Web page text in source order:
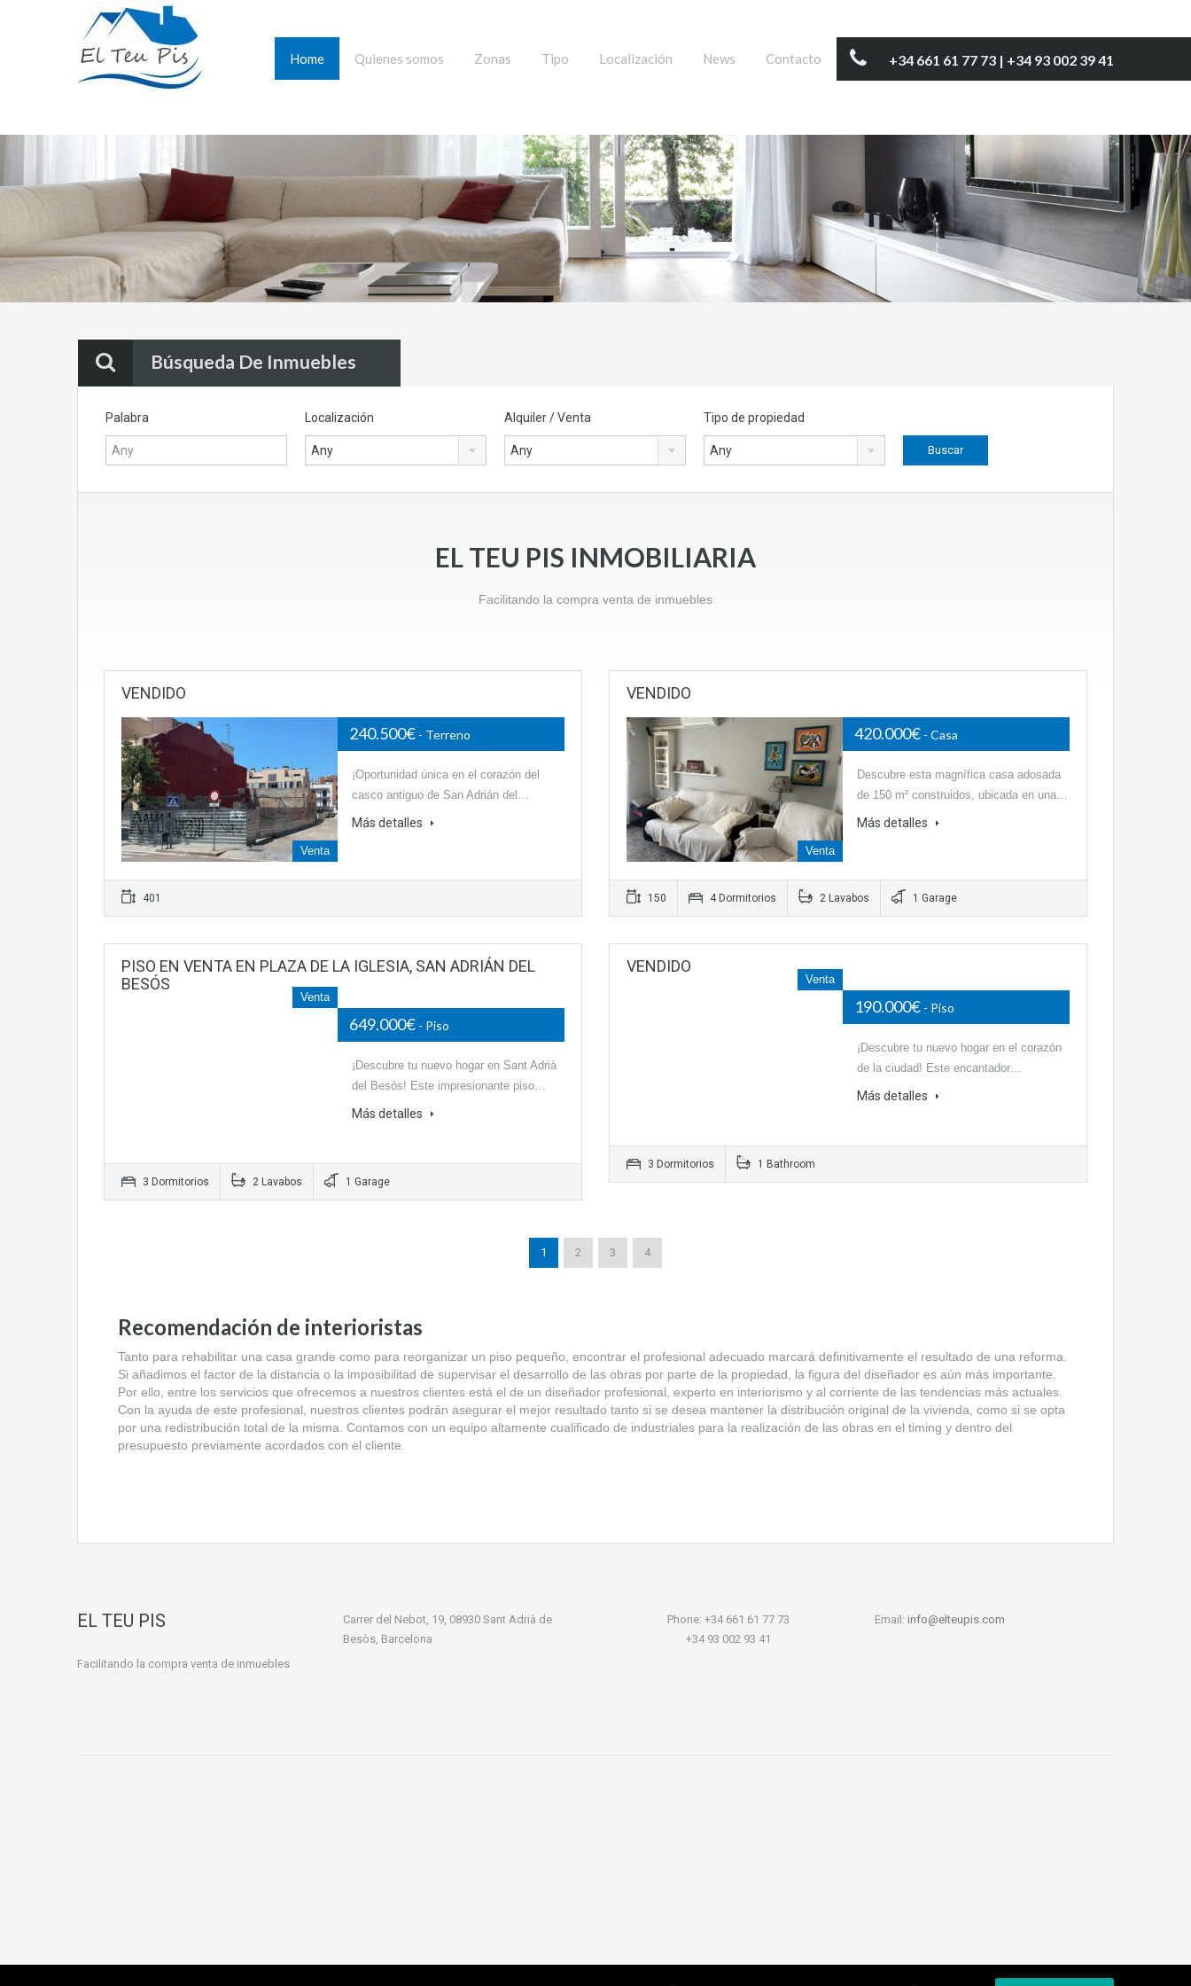
+34 661 61 77 73 | +34 93 002 39 41
Home Quienes somos Zonas Tipo Localización News Contacto
Búsqueda De Inmuebles
Palabra Localización
Any
Alquiler / Venta
Any
Tipo de propiedad
Any
EL TEU PIS INMOBILIARIA
Facilitando la compra venta de inmuebles
VENDIDO
Venta
240.500€ - Terreno
¡Oportunidad única en el corazón del
casco antiguo de San Adrián del…
Más detalles
401
VENDIDO
Venta
420.000€ - Casa
Descubre esta magnífica casa adosada
de 150 m² construidos, ubicada en una…
Más detalles
150 4 Dormitorios 2 Lavabos 1 Garage
PISO EN VENTA EN PLAZA DE LA IGLESIA, SAN ADRIÁN DEL
BESÓS
Venta
649.000€ - Piso
¡Descubre tu nuevo hogar en Sant Adrià
del Besós! Este impresionante piso…
Más detalles
3 Dormitorios 2 Lavabos 1 Garage
VENDIDO
Venta
190.000€ - Piso
¡Descubre tu nuevo hogar en el corazón
de la ciudad! Este encantador…
Más detalles
3 Dormitorios 1 Bathroom
1 2 3 4
Recomendación de interioristas
Tanto para rehabilitar una casa grande como para reorganizar un piso pequeño, encontrar el profesional adecuado marcará definitivamente el resultado de una reforma.
Si añadimos el factor de la distancia o la imposibilitad de supervisar el desarrollo de las obras por parte de la propiedad, la figura del diseñador es aún más importante.
Por ello, entre los servicios que ofrecemos a nuestros clientes está el de un diseñador profesional, experto en interiorismo y al corriente de las tendencias más actuales.
Con la ayuda de este profesional, nuestros clientes podrán asegurar el mejor resultado tanto si se desea mantener la distribución original de la vivienda, como si se opta
por una redistribución total de la misma. Contamos con un equipo altamente cualificado de industriales para la realización de las obras en el timing y dentro del
presupuesto previamente acordados con el cliente.
EL TEU PIS
Facilitando la compra venta de inmuebles
Carrer del Nebot, 19, 08930 Sant Adrià de
Besòs, Barcelona
Phone: +34 661 61 77 73
+34 93 002 93 41
Email: info@elteupis.com